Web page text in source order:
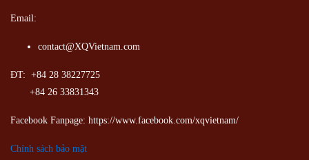
Email:
contact@XQVietnam.com
ĐT: +84 28 38227725
+84 26 33831343
Facebook Fanpage: https://www.facebook.com/xqvietnam/
Chính sách bảo mật